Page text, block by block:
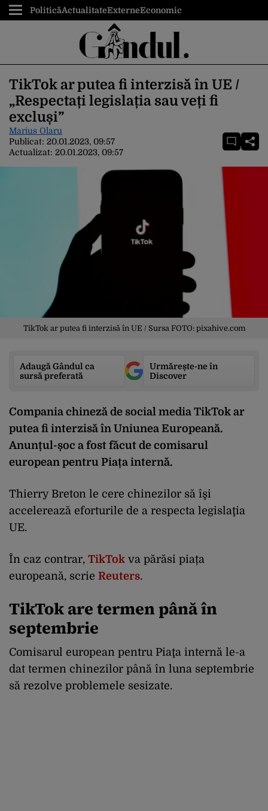
PoliticăActualitateExterneEconomic
TikTok ar putea fi interzisă în UE /
„Respectați legislația sau veți fi
excluși”
Marius Olaru
Publicat: 20.01.2023, 09:57
Actualizat: 20.01.2023, 09:57
TikTok ar putea fi interzisă în UE / Sursa FOTO: pixahive.com
Adaugă Gândul ca
sursă preferată
Urmărește-ne în
Discover
Compania chineză de social media TikTok ar
putea fi interzisă în Uniunea Europeană.
Anunțul-șoc a fost făcut de comisarul
european pentru Piața internă.
Thierry Breton le cere chinezilor să îşi
accelerează eforturile de a respecta legislaţia
UE.
În caz contrar, TikTok va părăsi piața
europeană, scrie Reuters.
TikTok are termen până în
septembrie
Comisarul european pentru Piaţa internă le-a
dat termen chinezilor până în luna septembrie
să rezolve problemele sesizate.